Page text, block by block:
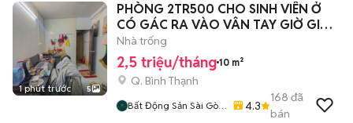
1 phút trước 5
PHÒNG 2TR500 CHO SINH VIÊN Ở
CÓ GÁC RA VÀO VÂN TAY GIỜ GIẤC
TỰ DO
Nhà trống
2,5 triệu/tháng 10 m²
Q. Bình Thạnh
Bất Động Sản Sài Gòn
4.3
168 đã
bán